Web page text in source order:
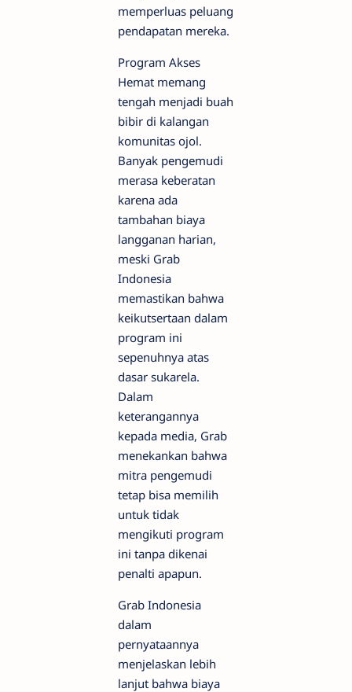
memperluas peluang
pendapatan mereka.
Program Akses
Hemat memang
tengah menjadi buah
bibir di kalangan
komunitas ojol.
Banyak pengemudi
merasa keberatan
karena ada
tambahan biaya
langganan harian,
meski Grab
Indonesia
memastikan bahwa
keikutsertaan dalam
program ini
sepenuhnya atas
dasar sukarela.
Dalam
keterangannya
kepada media, Grab
menekankan bahwa
mitra pengemudi
tetap bisa memilih
untuk tidak
mengikuti program
ini tanpa dikenai
penalti apapun.
Grab Indonesia
dalam
pernyataannya
menjelaskan lebih
lanjut bahwa biaya